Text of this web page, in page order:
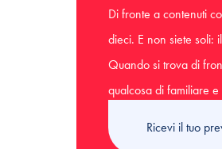
Di fronte a contenuti
dieci. E non siete soli:
Quando si trova di
qualcosa di familiare
Ricevi il tuo